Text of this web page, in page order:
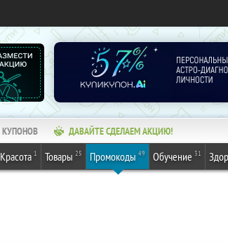
КУПОНОВ ДАВАЙТЕ СДЕЛАЕМ АКЦИЮ!
Красота 1 Товары 25 Промокоды 49 Обучение 31